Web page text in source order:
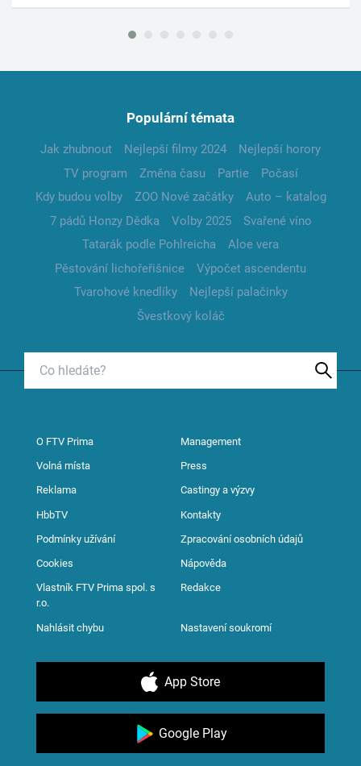
Populární témata
Jak zhubnout Nejlepší filmy 2024
Nejlepší horory
TV program
Změna času Partie
Počasí
Kdy budou volby
ZOO Nové začátky
Auto – katalog
7 pádů Honzy Dědka
Volby 2025
Svařené víno
Tatarák podle Pohlreicha
Aloe vera
Pěstování lichořeřišnice
Výpočet ascendentu
Tvarohové knedlíky
Nejlepší palačinky
Švestkový koláč
O FTV Prima Management
Volná místa Press
Reklama Castingy a výzvy
HbbTV Kontakty
Podmínky užívání Zpracování osobních údajů
Cookies Nápověda
Vlastník FTV Prima spol. s
r.o.
Redakce
Nahlásit chybu Nastavení soukromí
App Store
Google Play